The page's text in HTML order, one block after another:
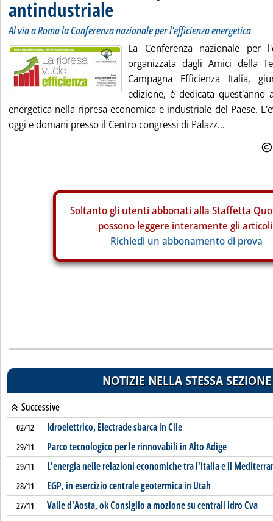
antindustriale
Al via a Roma la Conferenza nazionale per l'efficienza energetica
La Conferenza nazionale per
organizzata dagli Amici della
Campagna Efficienza Italia,
edizione, è dedicata quest'anno
energetica nella ripresa economica e industriale del Paese.
oggi e domani presso il Centro congressi di Palazz...
Soltanto gli utenti abbonati alla Staffetta
possono leggere interamente gli
Richiedi un abbonamento di prova
NOTIZIE NELLA STESSA SEZIONE
Successive
02/12 Idroelettrico, Electrade sbarca in Cile
29/11 Parco tecnologico per le rinnovabili in Alto Adige
29/11 L'energia nelle relazioni economiche tra l'Italia e il
28/11 EGP, in esercizio centrale geotermica in Utah
27/11 Valle d'Aosta, ok Consiglio a mozione su centrali idro Cva